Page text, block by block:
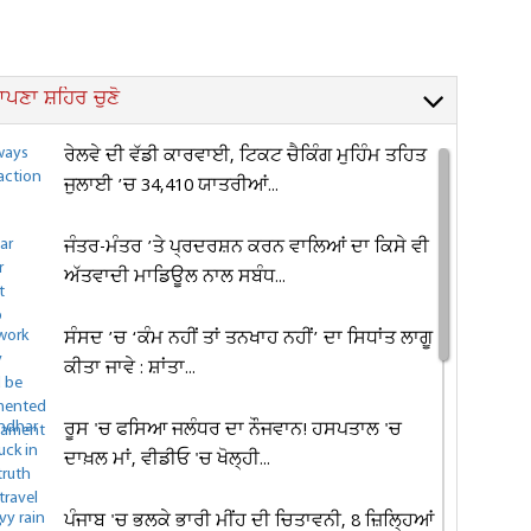
ਸ਼ਹਿਰ ਚੁਣੋ
ਰੇਲਵੇ ਦੀ ਵੱਡੀ ਕਾਰਵਾਈ, ਟਿਕਟ ਚੈਕਿੰਗ ਮੁਹਿੰਮ ਤਹਿਤ
ਜੁਲਾਈ ’ਚ 34,410 ਯਾਤਰੀਆਂ...
ਜੰਤਰ-ਮੰਤਰ ’ਤੇ ਪ੍ਰਦਰਸ਼ਨ ਕਰਨ ਵਾਲਿਆਂ ਦਾ ਕਿਸੇ ਵੀ
ਅੱਤਵਾਦੀ ਮਾਡਿਊਲ ਨਾਲ ਸਬੰਧ...
ਸੰਸਦ ’ਚ ‘ਕੰਮ ਨਹੀਂ ਤਾਂ ਤਨਖਾਹ ਨਹੀਂ’ ਦਾ ਸਿਧਾਂਤ ਲਾਗੂ
ਕੀਤਾ ਜਾਵੇ : ਸ਼ਾਂਤਾ...
ਰੂਸ 'ਚ ਫਸਿਆ ਜਲੰਧਰ ਦਾ ਨੌਜਵਾਨ! ਹਸਪਤਾਲ 'ਚ
ਦਾਖ਼ਲ ਮਾਂ, ਵੀਡੀਓ 'ਚ ਖੋਲ੍ਹੀ...
ਪੰਜਾਬ 'ਚ ਭਲਕੇ ਭਾਰੀ ਮੀਂਹ ਦੀ ਚਿਤਾਵਨੀ, 8 ਜ਼ਿਲ੍ਹਿਆਂ